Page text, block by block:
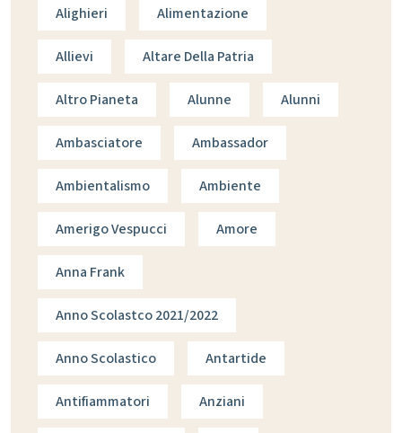
Alighieri Alimentazione
Allievi Altare Della Patria
Altro Pianeta Alunne Alunni
Ambasciatore Ambassador
Ambientalismo Ambiente
Amerigo Vespucci Amore
Anna Frank
Anno Scolastco 2021/2022
Anno Scolastico Antartide
Antifiammatori Anziani